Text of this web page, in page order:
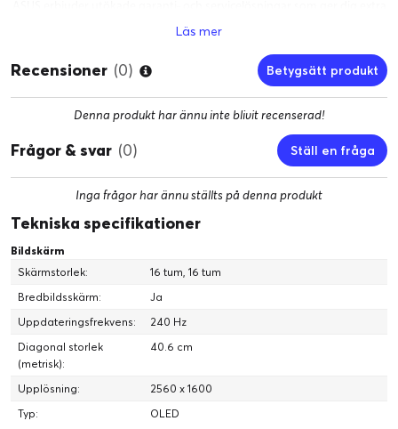
trygghet och långsiktig support. Läs mer på:
Ultra 9 processor 285H
Spela och skapa med en NVIDIA GeForce RTX 5080 Laptop GPU
DisplayHDR True Black 500
ROG Intelligent Cooling, Tri-Fan teknik, flytande metall,
Läs mer
Recensioner (0) Betygsätt produkt
Denna produkt har ännu inte blivit recenserad!
Frågor & svar (0) Ställ en fråga
Inga frågor har ännu ställts på denna produkt
Tekniska specifikationer
Bildskärm
Skärmstorlek:
16 tum, 16 tum
Bredbildsskärm:
Ja
Uppdateringsfrekvens:
240 Hz
Diagonal storlek
(metrisk):
40.6 cm
Upplösning:
2560 x 1600
Typ:
OLED